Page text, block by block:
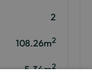
2
108.26m2
5.34m2